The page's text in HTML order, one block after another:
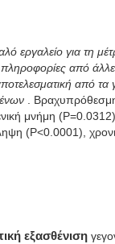
εργαλείο για τη
από
από τα
.
μνήμη
(P<0.0001),
εξασθένιση